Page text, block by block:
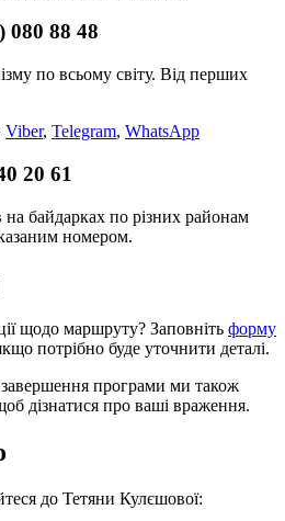
080 88 48
по всьому світу. Від перших
Viber, Telegram, WhatsApp
20 61
байдарках по різних районам
номером.
щодо маршруту? Заповніть форму
потрібно буде уточнити деталі.
програми ми також
дізнатися про ваші враження.
до Тетяни Кулєшової: